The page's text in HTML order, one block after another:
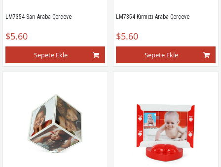
LM7354 Sarı Araba Çerçeve
$5.60
Sepete Ekle
LM7354 Kırmızı Araba Çerçeve
$5.60
Sepete Ekle